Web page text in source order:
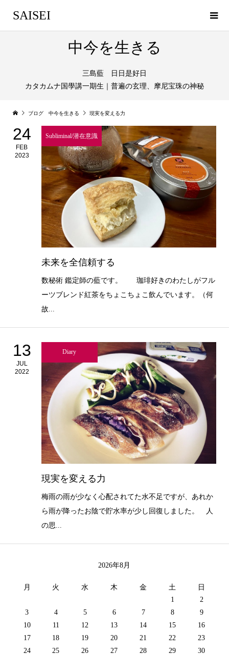
SAISEI
中今を生きる
三島藍 日日是好日
カタカムナ国學講一期生｜普遍の玄理、摩尼宝珠の神秘
ブログ 中今を生きる 現実を変える力
24
FEB
2023
Subliminal/潜在意識
未来を全信頼する
数秘術 鑑定師の藍です。 珈琲好きのわたしがフル
ーツブレンド紅茶をちょこちょこ飲んでいます。（何
故...
13
JUL
2022
Diary
現実を変える力
梅雨の雨が少なく心配されてた水不足ですが、あれか
ら雨が降ったお陰で貯水率が少し回復しました。 人
の思...
2026年8月
月 火 水 木 金 土
日
1
2
3
4 5 6 7 8
9
10
11 12 13 14 15
16
17
18 19 20 21 22
23
24
25 26 27 28 29
30